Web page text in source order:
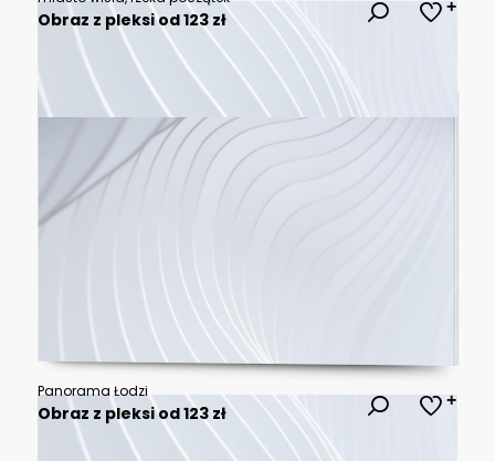
Obraz z pleksi od 123 zł
Panorama Łodzi
Obraz z pleksi od 123 zł